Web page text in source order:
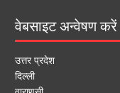
वेबसाइट अन्वेषण करें
उत्तर प्रदेश
दिल्ली